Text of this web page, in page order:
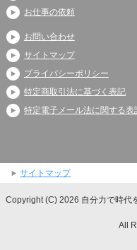
お仕事の依頼
お問い合わせ
サイトマップ
プライバシーポリシー
特定商取引法に基づく表記
特定電子メール法に関する表
サイトマップ
Copyright (C) 2026 自分力で時代
All